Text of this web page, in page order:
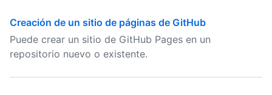
Creación de un sitio de páginas de GitHub
Puede crear un sitio de GitHub Pages en un
repositorio nuevo o existente.